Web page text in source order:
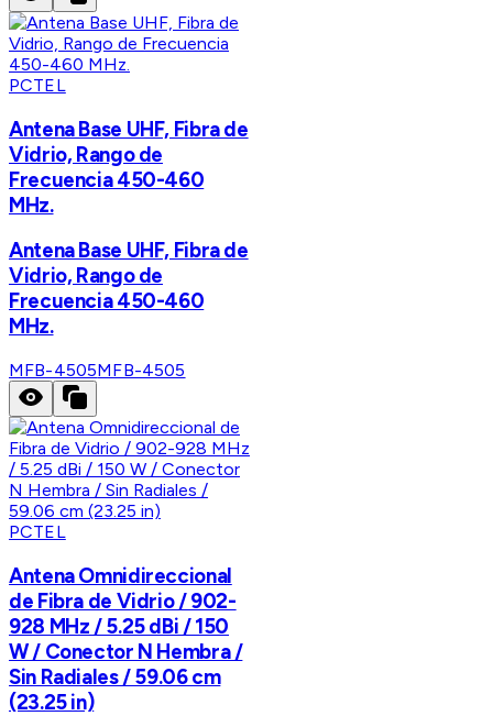
PCTEL
Antena Base UHF, Fibra de
Vidrio, Rango de
Frecuencia 450-460
MHz.
Antena Base UHF, Fibra de
Vidrio, Rango de
Frecuencia 450-460
MHz.
MFB-4505MFB-4505
PCTEL
Antena Omnidireccional
de Fibra de Vidrio / 902-
928 MHz / 5.25 dBi / 150
W / Conector N Hembra /
Sin Radiales / 59.06 cm
(23.25 in)